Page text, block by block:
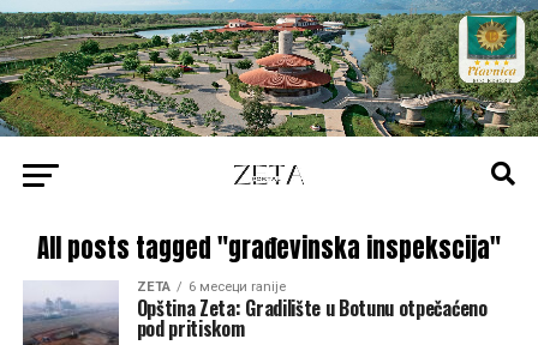
All posts tagged "građevinska inspekscija"
ZETA 6 месеци ranije
Opština Zeta: Gradilište u Botunu otpečaćeno
pod pritiskom